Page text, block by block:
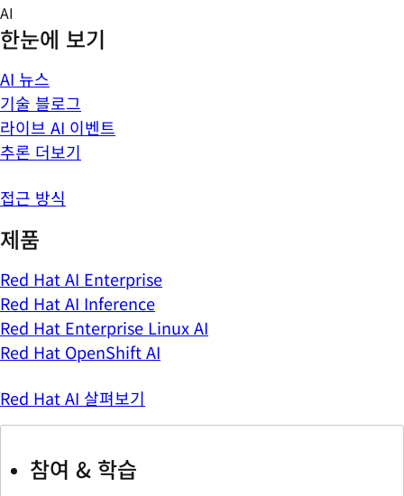
Skip
to
content
AI
한눈에 보기
AI 뉴스
기술 블로그
라이브 AI 이벤트
추론 더보기
접근 방식
제품
Red Hat AI Enterprise
Red Hat AI Inference
Red Hat Enterprise Linux AI
Red Hat OpenShift AI
Red Hat AI 살펴보기
참여 & 학습